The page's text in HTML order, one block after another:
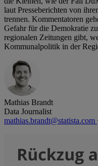
laut Presseberichten von
trennen. Kommentatoren
Gefahr für die Demokratie
regionalen Zeitungen gibt,
Kommunalpolitik in der
Mathias Brandt
Data Journalist
mathias.brandt@statista.com